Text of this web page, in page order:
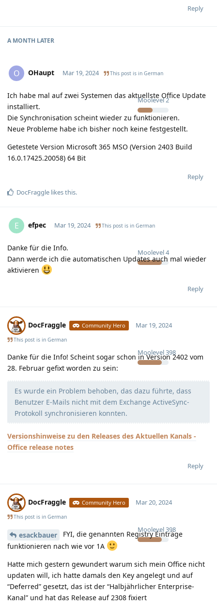
Reply
A MONTH LATER
O OHaupt
Moolevel2
Mar 19, 2024 This post is in German
Ich habe mal auf zwei Systemen das aktuellste Office Update
installiert.
Die Synchronisation scheint wieder zu funktionieren.
Neue Probleme habe ich bisher noch keine festgestellt.
Getestete Version Microsoft 365 MSO (Version 2403 Build
16.0.17425.20058) 64 Bit
Reply
DocFraggle likes this.
E efpec
Moolevel4
Mar 19, 2024 This post is in German
Danke für die Info.
Dann werde ich die automatischen Updates auch mal wieder
aktivieren
Reply
DocFraggle Community Hero
Moolevel398
Mar 19, 2024
This post is in German
Danke für die Info! Scheint sogar schon in Version 2402 vom
28. Februar gefixt worden zu sein:
Es wurde ein Problem behoben, das dazu führte, dass
Benutzer E-Mails nicht mit dem Exchange ActiveSync-
Protokoll synchronisieren konnten.
Versionshinweise zu den Releases des Aktuellen Kanals -
Office release notes
Reply
DocFraggle Community Hero
Moolevel398
Mar 20, 2024
This post is in German
esackbauer
FYI, die genannten Registry Einträge
funktionieren nach wie vor 1A
Hatte mich gestern gewundert warum sich mein Office nicht
updaten will, ich hatte damals den Key angelegt und auf
“Deferred” gesetzt, das ist der “Halbjährlicher Enterprise-
Kanal” und hat das Release auf 2308 fixiert